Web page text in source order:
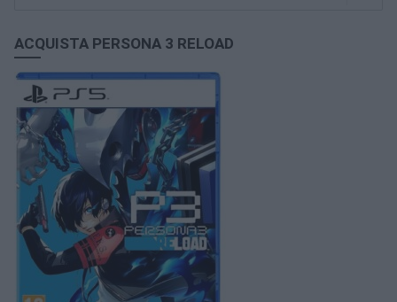
ACQUISTA PERSONA 3 RELOAD